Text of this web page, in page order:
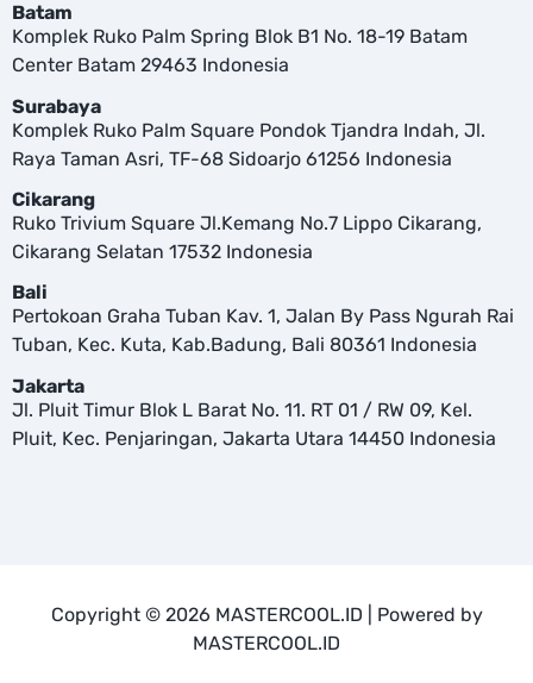
Batam
Komplek Ruko Palm Spring Blok B1 No. 18-19 Batam
Center Batam 29463 Indonesia
Surabaya
Komplek Ruko Palm Square Pondok Tjandra Indah, Jl.
Raya Taman Asri, TF-68 Sidoarjo 61256 Indonesia
Cikarang
Ruko Trivium Square Jl.Kemang No.7 Lippo Cikarang,
Cikarang Selatan 17532 Indonesia
Bali
Pertokoan Graha Tuban Kav. 1, Jalan By Pass Ngurah Rai
Tuban, Kec. Kuta, Kab.Badung, Bali 80361 Indonesia
Jakarta
Jl. Pluit Timur Blok L Barat No. 11. RT 01 / RW 09, Kel.
Pluit, Kec. Penjaringan, Jakarta Utara 14450 Indonesia
Copyright © 2026 MASTERCOOL.ID | Powered by
MASTERCOOL.ID